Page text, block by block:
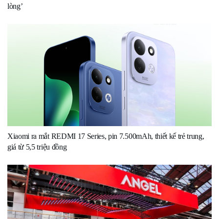
lòng’
Xiaomi ra mắt REDMI 17 Series, pin 7.500mAh, thiết kế trẻ trung,
giá từ 5,5 triệu đồng